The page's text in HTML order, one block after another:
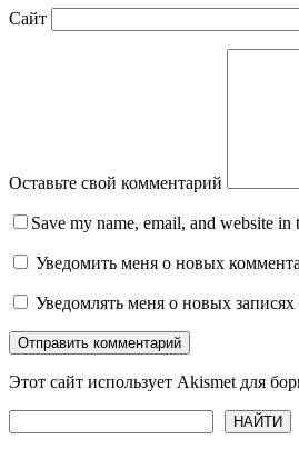
Сайт
Оставьте свой комментарий
Save my name, email, and website
Уведомить меня о новых
Уведомлять меня о новых записях
Отправить комментарий
Этот сайт использует Akismet для
НАЙТИ